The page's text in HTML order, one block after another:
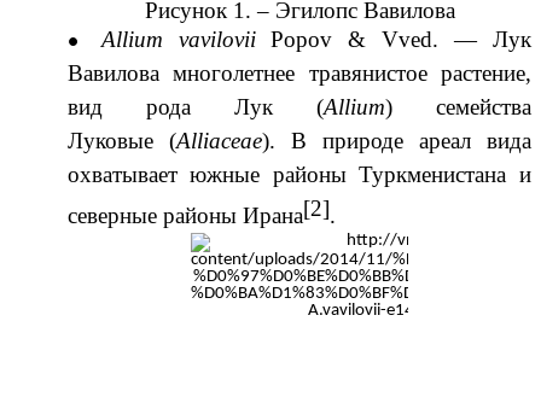
Рисунок 1. – Эгилопс Вавилова
Allium vavilovii
Popov &Vved. —Лук
Вавилова многолетнее травянистоерастение,
вид
рода Лук(Allium) семейства
Луковые(Alliaceae). В природе ареалвида
охватывает южные районыТуркменистана и
северные районы Ирана[2].